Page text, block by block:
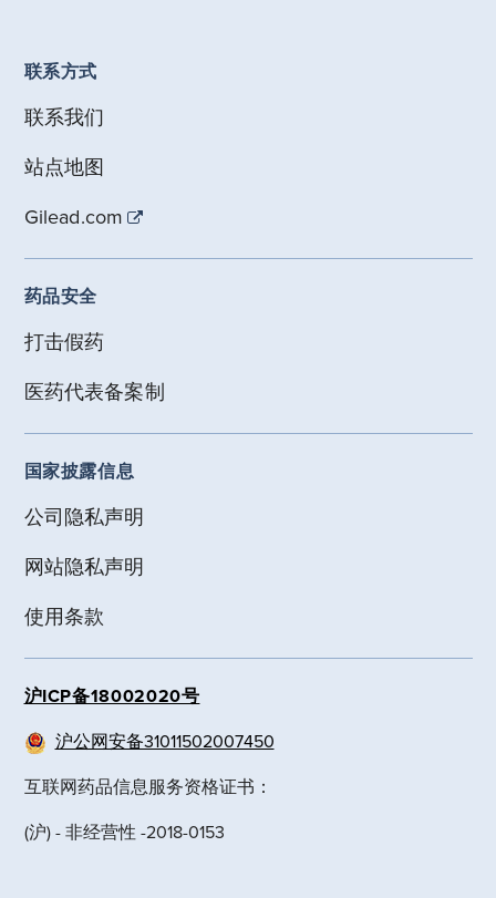
联系方式
联系我们
站点地图
Gilead.com
药品安全
打击假药
医药代表备案制
国家披露信息
公司隐私声明
网站隐私声明
使用条款
沪ICP备18002020号
沪公网安备31011502007450
互联网药品信息服务资格证书：
(沪) - 非经营性 -2018-0153